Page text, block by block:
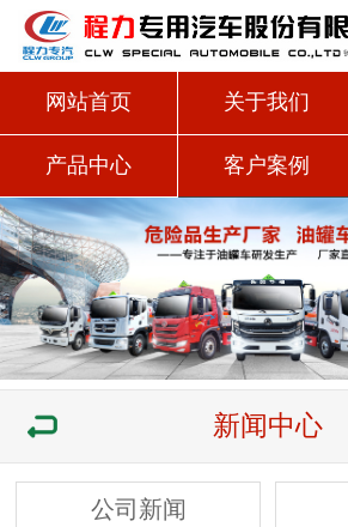
网站首页 关于我们
产品中心 客户案例
新闻中心
公司新闻